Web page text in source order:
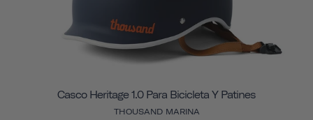
Casco Heritage 1.0 Para Bicicleta Y Patines
THOUSAND MARINA